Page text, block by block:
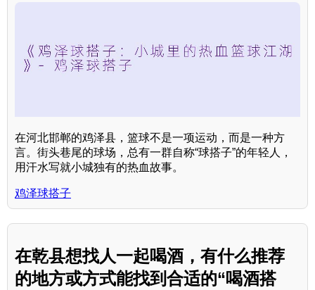
在河北邯郸的鸡泽县，篮球不是一项运动，而是一种方
言。街头巷尾的球场，总有一群自称“球搭子”的年轻人，
用汗水写就小城独有的热血故事。
鸡泽球搭子
在乾县想找人一起喝酒，有什么推荐
的地方或方式能找到合适的“喝酒搭